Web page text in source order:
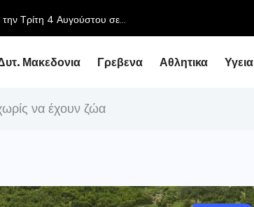
Τρίτη 4 Αυγούστου σε...
Μακεδονια Γρεβενα Αθλητικα Υγεια
να έχουν ζώα